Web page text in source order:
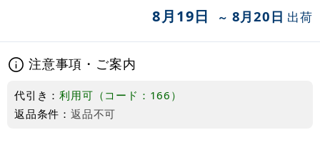
8月19日 ～ 8月20日 出荷
注意事項・ご案内
代引き：利用可（コード：166）
返品条件： 返品不可